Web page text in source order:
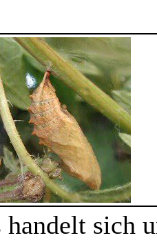
handelt sich